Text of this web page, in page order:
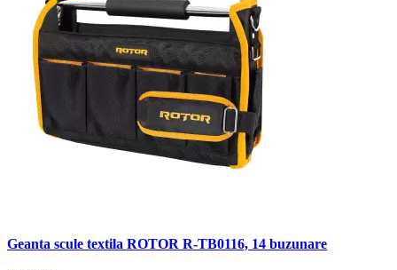
Geanta scule textila ROTOR R-TB0116, 14 buzunare